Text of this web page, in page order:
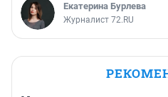
Екатерина Бурлева
Журналист 72.RU